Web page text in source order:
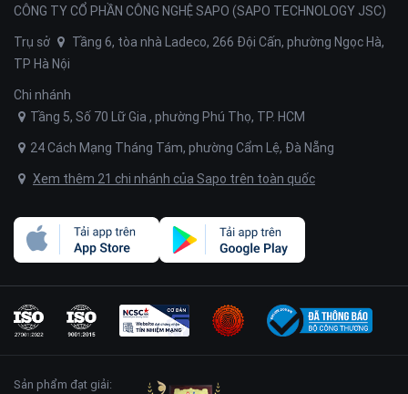
CÔNG TY CỔ PHẦN CÔNG NGHỆ SAPO (SAPO TECHNOLOGY JSC)
Trụ sở
Tầng 6, tòa nhà Ladeco, 266 Đội Cấn, phường Ngọc Hà,
TP Hà Nội
Chi nhánh
Tầng 5, Số 70 Lữ Gia , phường Phú Thọ, TP. HCM
24 Cách Mạng Tháng Tám, phường Cẩm Lệ, Đà Nẵng
Xem thêm 21 chi nhánh của Sapo trên toàn quốc
Sản phẩm đạt giải: